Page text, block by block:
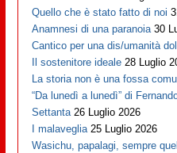
Quello che è stato fatto di noi
Anamnesi di una paranoia 30
Cantico per una dis/umanità
Il sostenitore ideale 28 Luglio
La storia non è una fossa
“Da lunedì a lunedì” di
Settanta 26 Luglio 2026
I malaveglia 25 Luglio 2026
Wasichu, papalagi, sempre